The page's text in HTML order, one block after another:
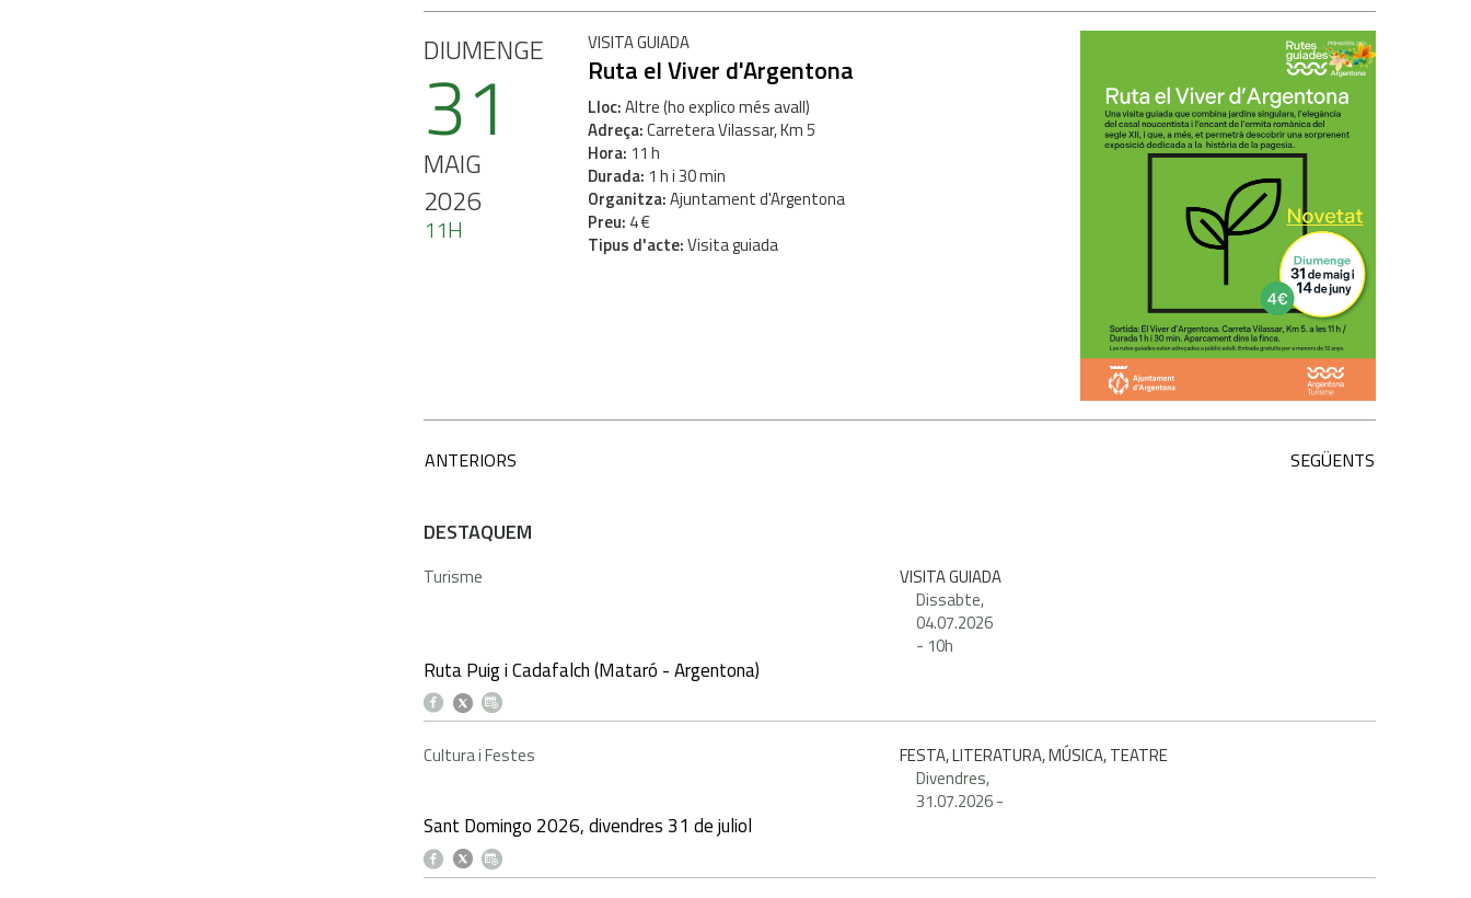
DIUMENGE
31
MAIG
2026
11H
VISITA GUIADA
Ruta el Viver d'Argentona
Lloc Altre (ho explico més avall)
Adreça Carretera Vilassar, Km 5
Hora 11 h
Durada 1 h i 30 min
Organitza Ajuntament d'Argentona
Preu 4 €
Tipus d'acte Visita guiada
ANTERIORS SEGÜENTS
DESTAQUEM
Turisme
VISITA GUIADA
Dissabte,
04.07.2026
- 10h
Ruta Puig i Cadafalch (Mataró - Argentona)
Cultura i Festes
FESTA, LITERATURA, MÚSICA, TEATRE
Divendres,
31.07.2026-
Sant Domingo 2026, divendres 31 de juliol